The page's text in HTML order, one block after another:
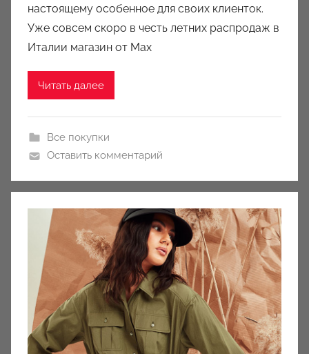
u
k
настоящему особенное для своих клиенток.
Уже совсем скоро в честь летних распродаж в
Италии магазин от Max
Читать далее
Все покупки
Оставить комментарий